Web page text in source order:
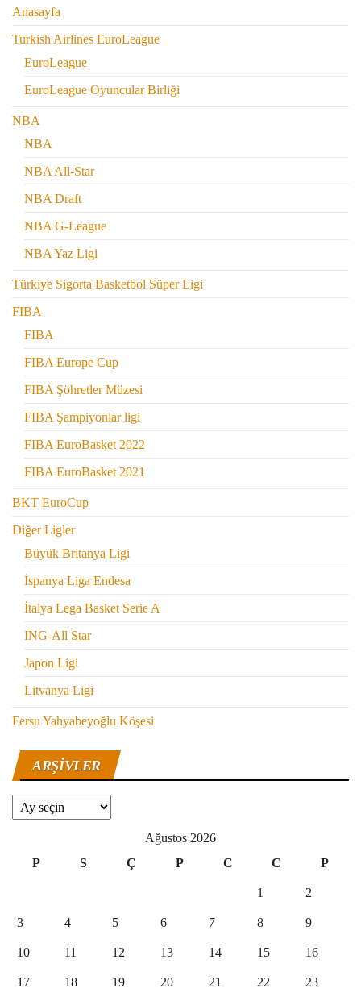
Anasayfa
Turkish Airlines EuroLeague
EuroLeague
EuroLeague Oyuncular Birliği
NBA
NBA
NBA All-Star
NBA Draft
NBA G-League
NBA Yaz Ligi
Türkiye Sigorta Basketbol Süper Ligi
FIBA
FIBA
FIBA Europe Cup
FIBA Şöhretler Müzesi
FIBA Şampiyonlar ligi
FIBA EuroBasket 2022
FIBA EuroBasket 2021
BKT EuroCup
Diğer Ligler
Büyük Britanya Ligi
İspanya Liga Endesa
İtalya Lega Basket Serie A
ING-All Star
Japon Ligi
Litvanya Ligi
Fersu Yahyabeyoğlu Köşesi
ARŞIVLER
Arşivler
Ağustos 2026
P
S Ç P C C P
1 2
3 4 5 6 7 8 9
10 11 12 13 14 15 16
17 18 19 20 21 22 23